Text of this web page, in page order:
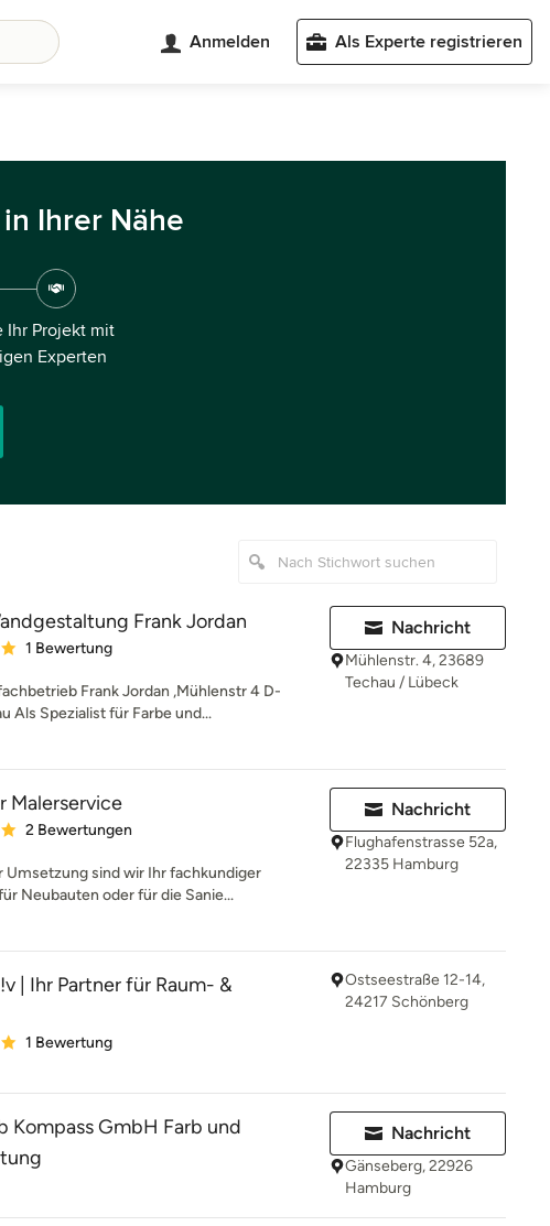
Anmelden Als Experte registrieren
Ihrer Nähe
Ihr Projekt mit
Experten
Frank Jordan
Bewertung: 5 von 5 Sternen
1 Bewertung
Frank Jordan ,Mühlenstr 4 D-
Als Spezialist für Farbe und...
Nachricht
Mühlenstr. 4, 23689
Techau / Lübeck
Malerservice
Bewertung: 5 von 5 Sternen
2 Bewertungen
Umsetzung sind wir Ihr fachkundiger
Neubauten oder für die Sanie...
Nachricht
Flughafenstrasse 52a,
22335 Hamburg
| Ihr Partner für Raum- &
Bewertung: 5 von 5 Sternen
1 Bewertung
Ostseestraße 12-14,
24217 Schönberg
Kompass GmbH Farb und
Nachricht
Gänseberg, 22926
Hamburg